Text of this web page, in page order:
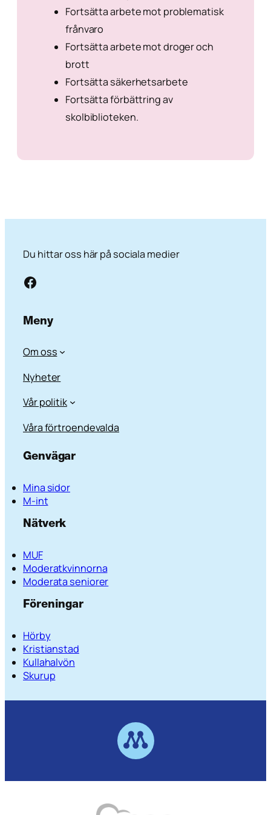
Fortsätta arbete mot problematisk
frånvaro
Fortsätta arbete mot droger och
brott
Fortsätta säkerhetsarbete
Fortsätta förbättring av
skolbiblioteken.
Du hittar oss här på sociala medier
Facebook
Meny
Om oss
Nyheter
Vår politik
Våra förtroendevalda
Genvägar
Mina sidor
M-int
Nätverk
MUF
Moderatkvinnorna
Moderata seniorer
Föreningar
Hörby
Kristianstad
Kullahalvön
Skurup